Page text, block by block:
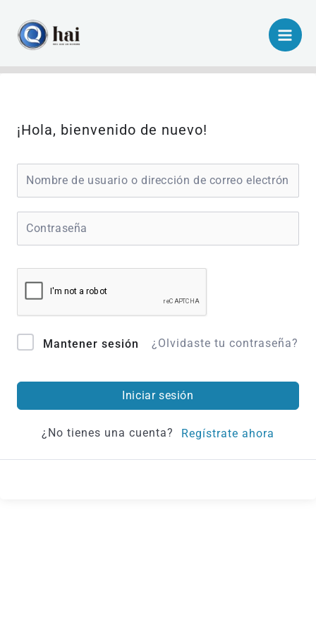
contenido
¡Hola, bienvenido de nuevo!
Mantener sesión ¿Olvidaste tu contraseña?
Iniciar sesión
¿No tienes una cuenta? Regístrate ahora